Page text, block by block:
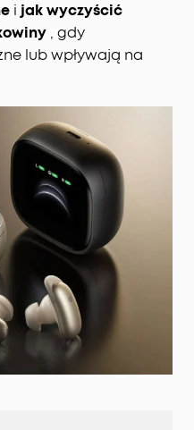
i jak wyczyścić
, gdy
lub wpływają na